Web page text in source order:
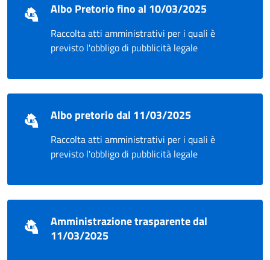
Albo Pretorio fino al 10/03/2025
Raccolta atti amministrativi per i quali è
previsto l'obbligo di pubblicità legale
Albo pretorio dal 11/03/2025
Raccolta atti amministrativi per i quali è
previsto l'obbligo di pubblicità legale
Amministrazione trasparente dal
11/03/2025